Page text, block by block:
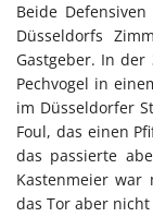
Beide
Düsseldorfs
Gastgeber. In
Pechvogel in
im Düsseldorfer
Foul, das einen
das passierte
Kastenmeier
das Tor aber